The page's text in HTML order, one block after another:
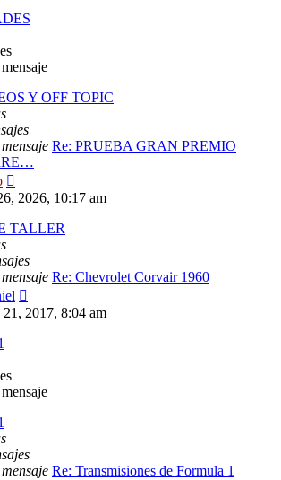
Y OFF TOPIC
Re: PRUEBA GRAN PREMIO
último
2026, 10:17 am
TALLER
Re: Chevrolet Corvair 1960
último
2017, 8:04 am
Re: Transmisiones de Formula 1